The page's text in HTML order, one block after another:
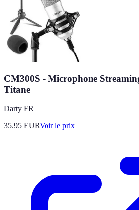
CM300S - Microphone
Titane
Darty FR
35.95 EURVoir le prix